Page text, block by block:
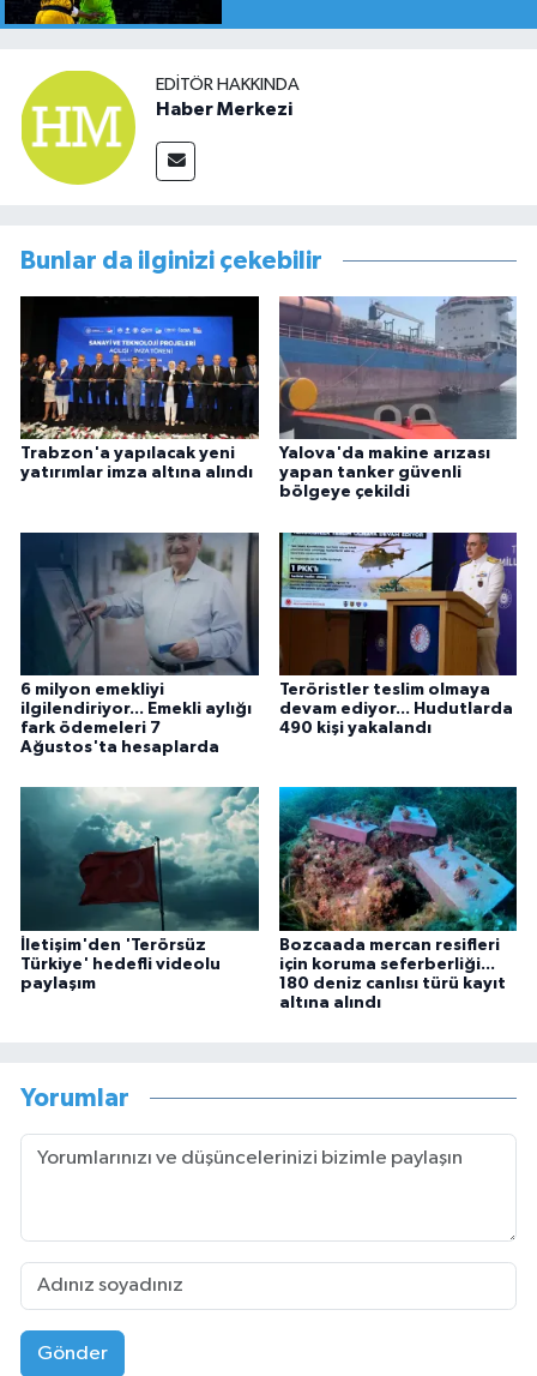
EDITÖR HAKKINDA
Haber Merkezi
Bunlar da ilginizi çekebilir
Trabzon'a yapılacak yeni
yatırımlar imza altına alındı
Yalova'da makine arızası
yapan tanker güvenli
bölgeye çekildi
6 milyon emekliyi
ilgilendiriyor... Emekli aylığı
fark ödemeleri 7
Ağustos'ta hesaplarda
Teröristler teslim olmaya
devam ediyor... Hudutlarda
490 kişi yakalandı
İletişim'den 'Terörsüz
Türkiye' hedefli videolu
paylaşım
Bozcaada mercan resifleri
için koruma seferberliği...
180 deniz canlısı türü kayıt
altına alındı
Yorumlar
Gönder